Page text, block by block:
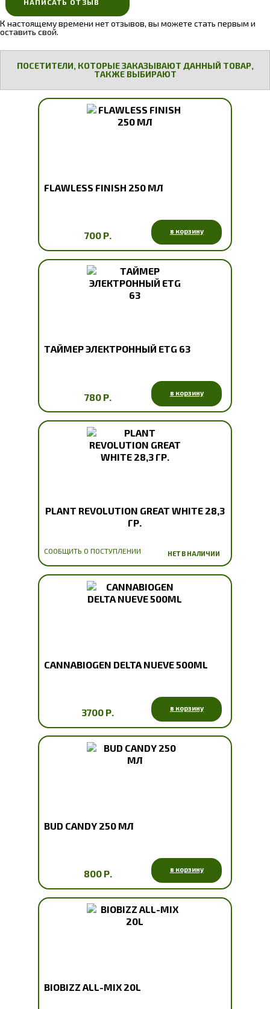
НАПИСАТЬ ОТЗЫВ
К настоящему времени нет отзывов, вы можете стать первым и
оставить свой.
ПОСЕТИТЕЛИ, КОТОРЫЕ ЗАКАЗЫВАЮТ ДАННЫЙ ТОВАР,
ТАКЖЕ ВЫБИРАЮТ
FLAWLESS FINISH 250 МЛ
700 Р. в корзину
ТАЙМЕР ЭЛЕКТРОННЫЙ EТG 63
780 Р. в корзину
PLANT REVOLUTION GREAT WHITE 28,3
ГР.
СООБЩИТЬ О ПОСТУПЛЕНИИ НЕТ В НАЛИЧИИ
CANNABIOGEN DELTA NUEVE 500ML
3700 Р. в корзину
BUD CANDY 250 МЛ
800 Р. в корзину
BIOBIZZ ALL-MIX 20L